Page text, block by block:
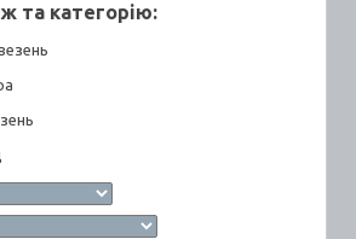
та категорiю: